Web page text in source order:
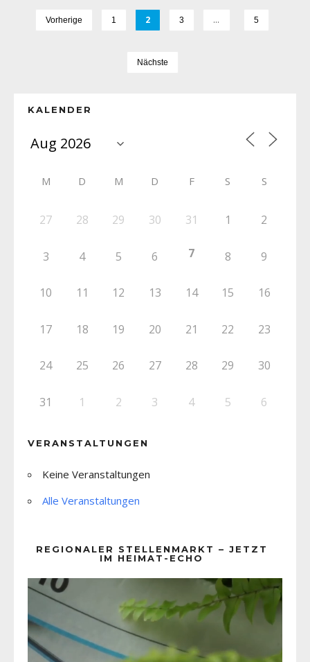
Vorherige 1 2 3 … 5
Nächste
KALENDER
M D M D F S S
27 28 29 30 31 1 2
3 4 5 6 7 8 9
10 11 12 13 14 15 16
17 18 19 20 21 22 23
24 25 26 27 28 29 30
31 1 2 3 4 5 6
VERANSTALTUNGEN
Keine Veranstaltungen
Alle Veranstaltungen
REGIONALER STELLENMARKT – JETZT
IM HEIMAT-ECHO
Player